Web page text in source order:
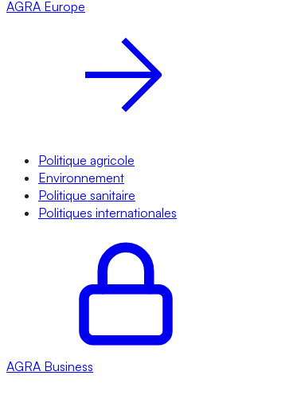
AGRA Europe
Politique agricole
Environnement
Politique sanitaire
Politiques internationales
AGRA Business